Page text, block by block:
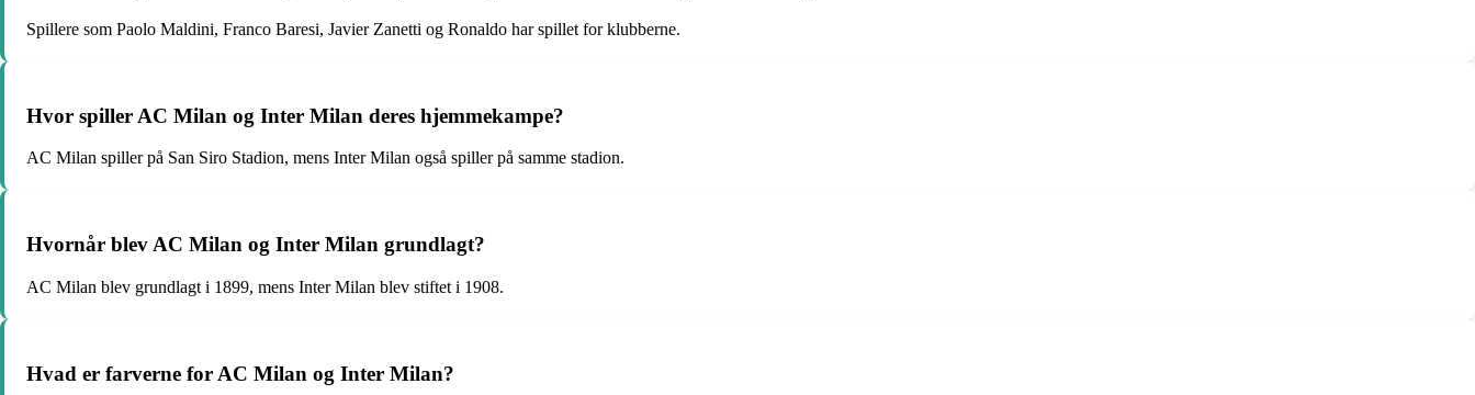
Spillere som Paolo Maldini, Franco Baresi, Javier Zanetti og Ronaldo har spillet for klubberne.
Hvor spiller AC Milan og Inter Milan deres hjemmekampe?
AC Milan spiller på San Siro Stadion, mens Inter Milan også spiller på samme stadion.
Hvornår blev AC Milan og Inter Milan grundlagt?
AC Milan blev grundlagt i 1899, mens Inter Milan blev stiftet i 1908.
Hvad er farverne for AC Milan og Inter Milan?